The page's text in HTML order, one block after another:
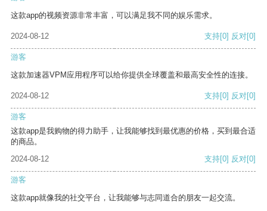
这款app的视频资源非常丰富，可以满足我不同的娱乐需求。
2024-08-12 支持[0] 反对[0]
游客
这款加速器VPM应用程序可以给你提供全球覆盖和最高安全性的连接。
2024-08-12 支持[0] 反对[0]
游客
这款app是我购物的得力助手，让我能够找到最优惠的价格，买到最合适
的商品。
2024-08-12
支持[0] 反对[0]
游客
这款app就像我的社交平台，让我能够与志同道合的朋友一起交流。